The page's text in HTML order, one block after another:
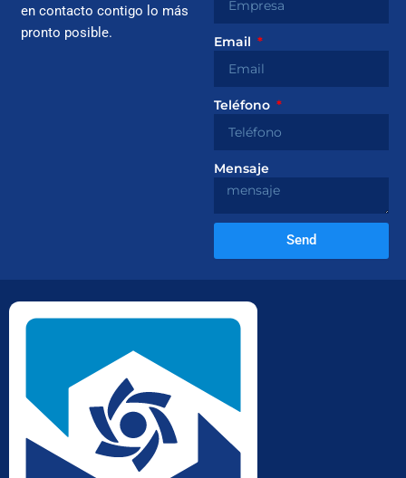
en contacto contigo lo más
pronto posible.
Email
Teléfono
Mensaje
Send